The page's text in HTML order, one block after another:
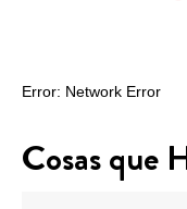
Cosas que